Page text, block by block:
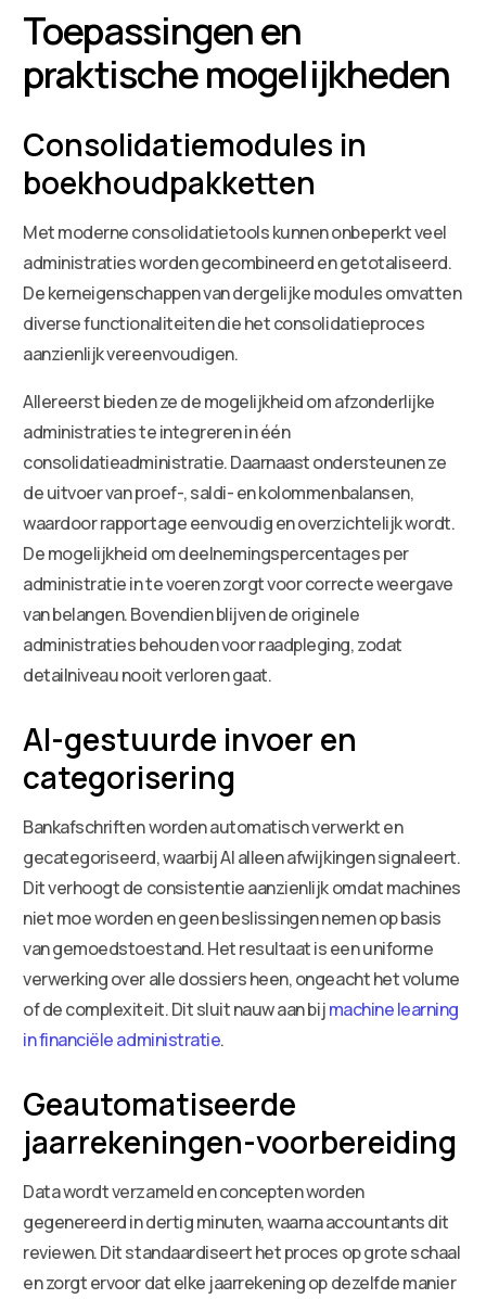
Toepassingen en
praktische mogelijkheden
Consolidatiemodules in
boekhoudpakketten
Met moderne consolidatietools kunnen onbeperkt veel
administraties worden gecombineerd en getotaliseerd.
De kerneigenschappen van dergelijke modules omvatten
diverse functionaliteiten die het consolidatieproces
aanzienlijk vereenvoudigen.
Allereerst bieden ze de mogelijkheid om afzonderlijke
administraties te integreren in één
consolidatieadministratie. Daarnaast ondersteunen ze
de uitvoer van proef-, saldi- en kolommenbalansen,
waardoor rapportage eenvoudig en overzichtelijk wordt.
De mogelijkheid om deelnemingspercentages per
administratie in te voeren zorgt voor correcte weergave
van belangen. Bovendien blijven de originele
administraties behouden voor raadpleging, zodat
detailniveau nooit verloren gaat.
AI-gestuurde invoer en
categorisering
Bankafschriften worden automatisch verwerkt en
gecategoriseerd, waarbij AI alleen afwijkingen signaleert.
Dit verhoogt de consistentie aanzienlijk omdat machines
niet moe worden en geen beslissingen nemen op basis
van gemoedstoestand. Het resultaat is een uniforme
verwerking over alle dossiers heen, ongeacht het volume
of de complexiteit. Dit sluit nauw aan bijmachine learning
in financiële administratie.
Geautomatiseerde
jaarrekeningen-voorbereiding
Data wordt verzameld en concepten worden
gegenereerd in dertig minuten, waarna accountants dit
reviewen. Dit standaardiseert het proces op grote schaal
en zorgt ervoor dat elke jaarrekening op dezelfde manier